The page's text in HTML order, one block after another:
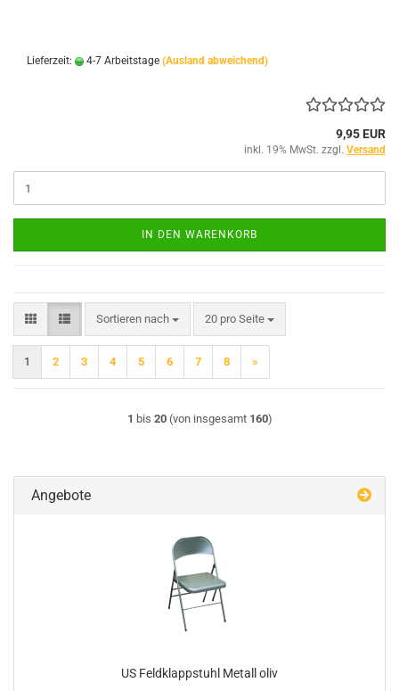
Lieferzeit: 4-7 Arbeitstage (Ausland abweichend)
9,95 EUR
inkl. 19% MwSt. zzgl. Versand
IN DEN WARENKORB
Sortieren nach
Sortieren nach 20 pro Seite
pro Seite
1 2 3 4 5 6 7 8 »
1 bis 20(von insgesamt 160)
Angebote
US Feldklappstuhl Metall oliv